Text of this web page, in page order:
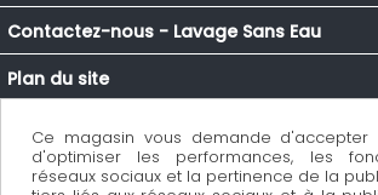
Contactez-nous - Lavage Sans Eau
Plan du site
Contactez-nous - Lavage Sans Eau
Ce magasin vous demande d'accepter
d'optimiser les performances, les
réseaux sociaux et la pertinence de la